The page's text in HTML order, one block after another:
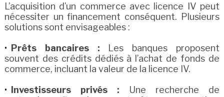
L’acquisition d’un commerce avec licence IV peut
nécessiter un financement conséquent. Plusieurs
solutions sont envisageables :
Prêts bancaires : Les banques proposent
souvent des crédits dédiés à l’achat de fonds de
commerce, incluant la valeur de la licence IV.
Investisseurs privés : Une recherche de